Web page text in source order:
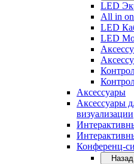
LED
All in
LED
LED
Аксессуары
Аксессуары
визуализации
Конференц-
Назад